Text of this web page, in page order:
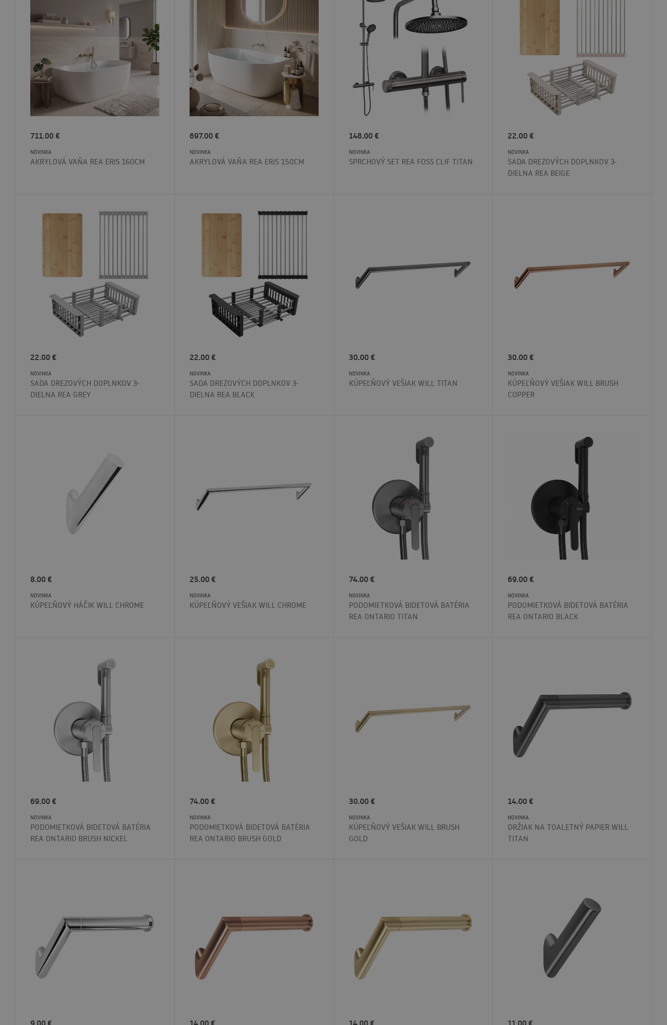
711.00€
NOVINKA
AKRYLOVÁ VAŇA REA ERIS 160CM
697.00€
NOVINKA
AKRYLOVÁ VAŇA REA ERIS 150CM
148.00€
NOVINKA
SPRCHOVÝ SET REA FOSS CLIF TITAN
22.00€
NOVINKA
SADA DREZOVÝCH DOPLNKOV 3-
DIELNA REA BEIGE
22.00€
NOVINKA
SADA DREZOVÝCH DOPLNKOV 3-
DIELNA REA GREY
22.00€
NOVINKA
SADA DREZOVÝCH DOPLNKOV 3-
DIELNA REA BLACK
30.00€
NOVINKA
KÚPEĽŇOVÝ VEŠIAK WILL TITAN
30.00€
NOVINKA
KÚPEĽŇOVÝ VEŠIAK WILL BRUSH
COPPER
8.00€
NOVINKA
KÚPEĽŇOVÝ HÁČIK WILL CHROME
25.00€
NOVINKA
KÚPEĽŇOVÝ VEŠIAK WILL CHROME
74.00€
NOVINKA
PODOMIETKOVÁ BIDETOVÁ BATÉRIA
REA ONTARIO TITAN
69.00€
NOVINKA
PODOMIETKOVÁ BIDETOVÁ BATÉRIA
REA ONTARIO BLACK
69.00€
NOVINKA
PODOMIETKOVÁ BIDETOVÁ BATÉRIA
REA ONTARIO BRUSH NICKEL
74.00€
NOVINKA
PODOMIETKOVÁ BIDETOVÁ BATÉRIA
REA ONTARIO BRUSH GOLD
30.00€
NOVINKA
KÚPEĽŇOVÝ VEŠIAK WILL BRUSH
GOLD
14.00€
NOVINKA
DRŽIAK NA TOALETNÝ PAPIER WILL
TITAN
9.00€ 14.00€ 14.00€ 11.00€